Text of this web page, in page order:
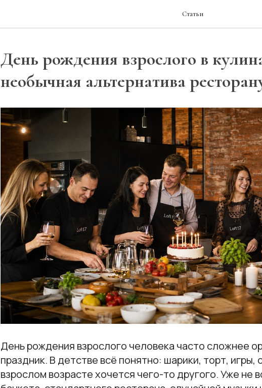
Статьи
День рождения взрослого в
необычная альтернатива
День рождения взрослого человека часто сложнее
праздник. В детстве всё понятно: шарики, торт, игры,
взрослом возрасте хочется чего-то другого. Уже не